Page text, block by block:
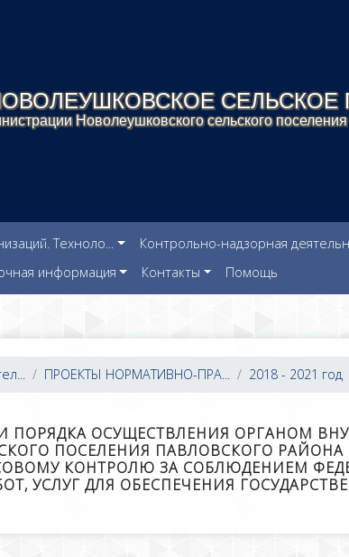
СЕЛЬСКОЕ
Новолеушковского сельского
Техноло... Контрольно-надзорная
информация Контакты Помощь
ПРОЕКТЫ НОРМАТИВНО-ПРА... 2018 - 2021 год
ПОРЯДКА ОСУЩЕСТВЛЕНИЯ ОРГАНОМ
ПОСЕЛЕНИЯ ПАВЛОВСКОГО
КОНТРОЛЮ ЗА СОБЛЮДЕНИЕМ
УСЛУГ ДЛЯ ОБЕСПЕЧЕНИЯ